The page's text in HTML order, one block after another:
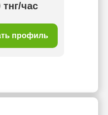
тнг/час
профиль